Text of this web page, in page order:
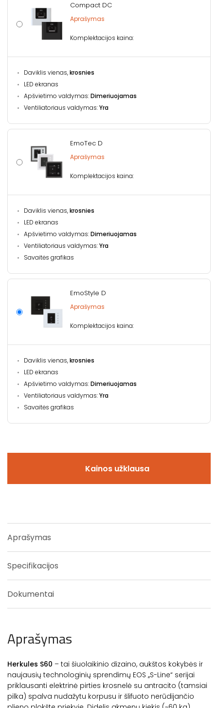
Compact DC
Aprašymas
Komplektacijos kaina:
Daviklis vienas,krosnies
LED ekranas
Apšvietimo valdymas:Dimeriuojamas
Ventiliatoriaus valdymas:Yra
EmoTec D
Aprašymas
Komplektacijos kaina:
Daviklis vienas,krosnies
LED ekranas
Apšvietimo valdymas:Dimeriuojamas
Ventiliatoriaus valdymas:Yra
Savaitės grafikas
EmoStyle D
Aprašymas
Komplektacijos kaina:
Daviklis vienas,krosnies
LED ekranas
Apšvietimo valdymas:Dimeriuojamas
Ventiliatoriaus valdymas:Yra
Savaitės grafikas
Kainos užklausa
Aprašymas
Specifikacijos
Dokumentai
Aprašymas
Herkules S60 – tai šiuolaikinio dizaino, aukštos kokybės ir
naujausių technologinių sprendimų EOS ,,S-Line“ serijai
priklausanti elektrinė pirties krosnelė su antracito (tamsiai
pilka) spalva nudažytu korpusu ir šlifuoto nerūdijančio